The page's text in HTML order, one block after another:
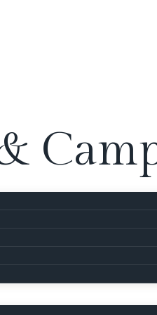
– hier kannst du dein